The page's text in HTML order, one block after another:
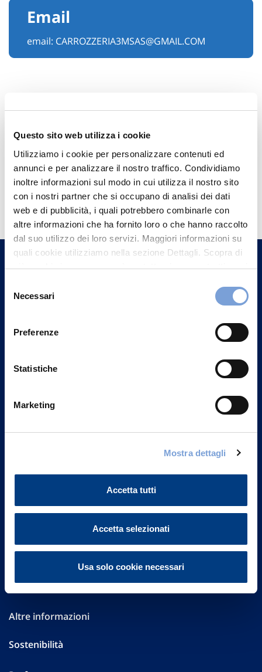
Questo sito web utilizza i cookie
Utilizziamo i cookie per personalizzare contenuti ed
annunci e per analizzare il nostro traffico. Condividiamo
inoltre informazioni sul modo in cui utilizza il nostro sito
con i nostri partner che si occupano di analisi dei dati
web e di pubblicità, i quali potrebbero combinarle con
altre informazioni che ha fornito loro o che hanno raccolto
dal suo utilizzo dei loro servizi. Maggiori informazioni su
quali cookie utilizziamo nella sezione Dettagli. Scopra di
più su chi siamo, come può contattarci e come trattiamo i
può trovare nel footer del sito nella sezione "Informativa
delNecessari
Preferenze
Statistiche
Marketing
Mostra dettagli
Accetta tutti
Accetta selezionati
Usa solo cookie necessari
Email
email: CARROZZERIA3MSAS@GMAIL.COM
Hai bisogno di
informazioni?
Trova l'Agenzia più vicina a te e parla con
un nostro Agente.
Via Ignazio Gardella, 2
Part. IVA 01329510158
Altre informazioni
Sostenibilità